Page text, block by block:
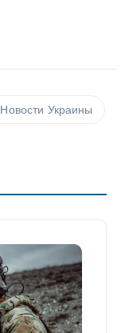
Новости Украины